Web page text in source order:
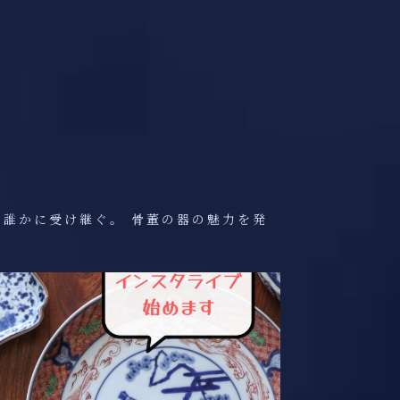
かに受け継ぐ。 骨董の器の魅力を発